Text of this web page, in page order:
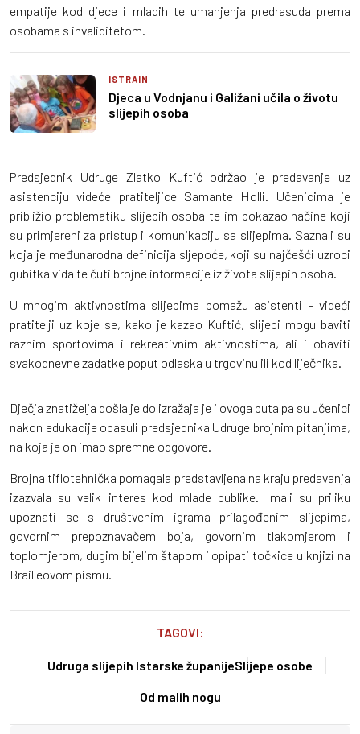
empatije kod djece i mladih te umanjenja predrasuda prema
osobama s invaliditetom.
ISTRAIN
Djeca u Vodnjanu i Galižani učila o životu
slijepih osoba
Predsjednik Udruge Zlatko Kuftić održao je predavanje uz
asistenciju videće pratiteljice Samante Holli. Učenicima je
približio problematiku slijepih osoba te im pokazao načine koji
su primjereni za pristup i komunikaciju sa slijepima. Saznali su
koja je međunarodna definicija sljepoće, koji su najčešći uzroci
gubitka vida te čuti brojne informacije iz života slijepih osoba.
U mnogim aktivnostima slijepima pomažu asistenti - videći
pratitelji uz koje se, kako je kazao Kuftić, slijepi mogu baviti
raznim sportovima i rekreativnim aktivnostima, ali i obaviti
svakodnevne zadatke poput odlaska u trgovinu ili kod liječnika.
Dječja znatiželja došla je do izražaja je i ovoga puta pa su učenici
nakon edukacije obasuli predsjednika Udruge brojnim pitanjima,
na koja je on imao spremne odgovore.
Brojna tiflotehnička pomagala predstavljena na kraju predavanja
izazvala su velik interes kod mlade publike. Imali su priliku
upoznati se s društvenim igrama prilagođenim slijepima,
govornim prepoznavačem boja, govornim tlakomjerom i
toplomjerom, dugim bijelim štapom i opipati točkice u knjizi na
Brailleovom pismu.
TAGOVI:
Udruga slijepih Istarske županijeSlijepe osobe
Od malih nogu